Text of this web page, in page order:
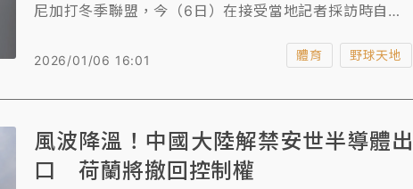
尼加打冬季聯盟，今（6日）在接受當地記者採訪時自
雖未透露，但球評王翊亘已在推特爆料是富邦悍將。
2026/01/06 16:01 體育 野球天地
風波降溫！中國大陸解禁安世半導體出
口 荷蘭將撤回控制權